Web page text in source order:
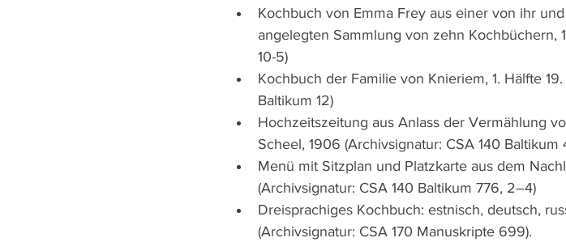
Kochbuch von Emma Frey aus einer von ihr
angelegten Sammlung von zehn Kochbüchern,
10-5)
Kochbuch der Familie von Knieriem, 1. Hälfte
Baltikum 12)
Hochzeitszeitung aus Anlass der Vermählung
Scheel, 1906 (Archivsignatur: CSA 140 Baltikum
Menü mit Sitzplan und Platzkarte aus dem
(Archivsignatur: CSA 140 Baltikum 776, 2–4)
Dreisprachiges Kochbuch: estnisch, deutsch,
(Archivsignatur: CSA 170 Manuskripte 699).